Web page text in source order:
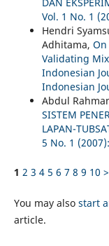
Vol. 1 No. 1
Hendri
Adhitama, On
Validating
Indonesian
Indonesian
Abdul
SISTEM
LAPAN-
5 No. 1
1 2 3 4 5 6 7 8 9 10 >
You may also start
article.